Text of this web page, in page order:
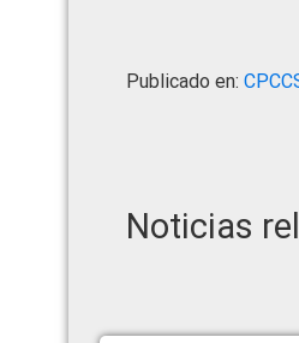
Publicado en:
Noticias